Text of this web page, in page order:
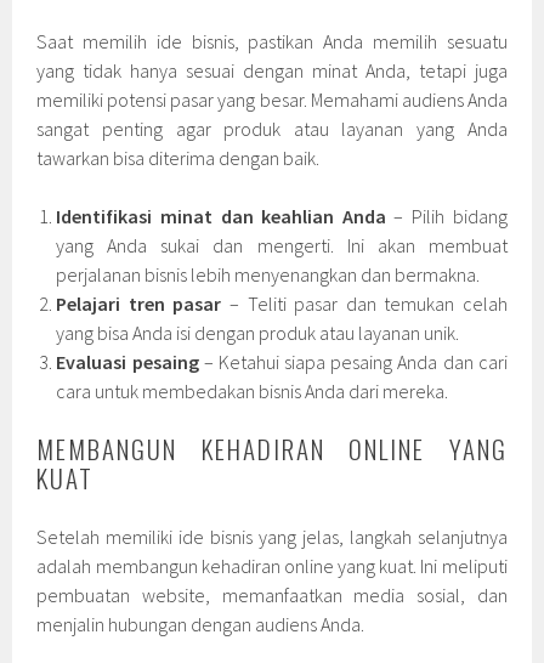
Saat memilih ide bisnis, pastikan Anda memilih sesuatu
yang tidak hanya sesuai dengan minat Anda, tetapi juga
memiliki potensi pasar yang besar. Memahami audiens Anda
sangat penting agar produk atau layanan yang Anda
tawarkan bisa diterima dengan baik.
Identifikasi minat dan keahlian Anda – Pilih bidang
yang Anda sukai dan mengerti. Ini akan membuat
perjalanan bisnis lebih menyenangkan dan bermakna.
Pelajari tren pasar – Teliti pasar dan temukan celah
yang bisa Anda isi dengan produk atau layanan unik.
Evaluasi pesaing– Ketahui siapa pesaing Anda dan cari
cara untuk membedakan bisnis Anda dari mereka.
MEMBANGUN KEHADIRAN ONLINE YANG
KUAT
Setelah memiliki ide bisnis yang jelas, langkah selanjutnya
adalah membangun kehadiran online yang kuat. Ini meliputi
pembuatan website, memanfaatkan media sosial, dan
menjalin hubungan dengan audiens Anda.